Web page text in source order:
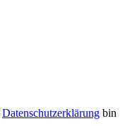
Datenschutzerklärung bin